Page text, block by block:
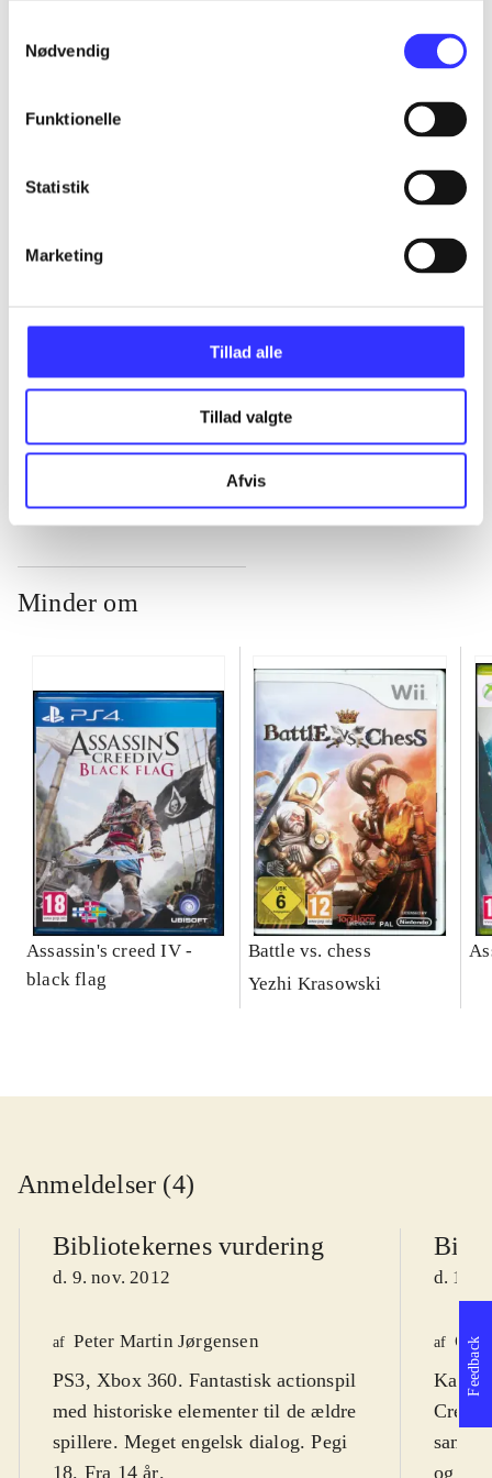
Nødvendig
Funktionelle
Statistik
Marketing
Tillad alle
Tillad valgte
Afvis
Assassin's creed - birth of new world - the
American saga
Gå til serien
Assassin's creed III
Minder om
Assassin's creed IV -
black flag
Battle vs. chess
Yezhi Krasowski
Anmeldelser (4)
Bibliotekernes vurdering
d. 9. nov. 2012
af Peter Martin Jørgensen
PS3, Xbox 360. Fantastisk actionspil
med historiske elementer til de ældre
spillere. Meget engelsk dialog. Pegi
18. Fra 14 år.
d. 16.
af Ole
Kan
og
Feedback